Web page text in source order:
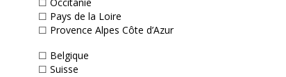
☐ Occitanie
☐ Pays de la Loire
☐ Provence Alpes Côte d’Azur
☐ Belgique
☐ Suisse